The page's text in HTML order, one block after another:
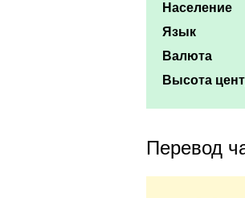
Население
Язык
Валюта
Высота
Перевод